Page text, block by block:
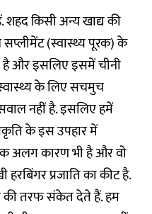
किसी अन्य खाद्य की
(स्वास्थ्य पूरक) के
है और इसलिए इसमें चीनी
के लिए सचमुच
नहीं है. इसलिए हमें
के इस उपहार में
अलग कारण भी है और वो
प्रजाति का कीट है.
की तरफ संकेत देते हैं. हम